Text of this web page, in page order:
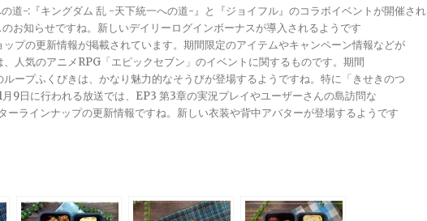
の道-:『キングダム 乱 -天下統一への道-』と『ジョイフル』のコラボイベントが開催され
お知らせですね。新しいデイリーログインボーナスが導入されるようです
ップの更新情報が掲載されています。期間限定のアイテムやキャンペーン情報などが
、人気のアニメRPG「エピックセブン」のイベントに関するものです。期間
ループふくびきは、かなり魅力的なそうびが登場するようですね。特に「きせきのつ
月9日に行われる放送では、EP3 第3章の実況プレイやユーザーさんの島訪問な
ーラインナップの更新情報ですね。新しい衣装や背中アバターが登場するようです